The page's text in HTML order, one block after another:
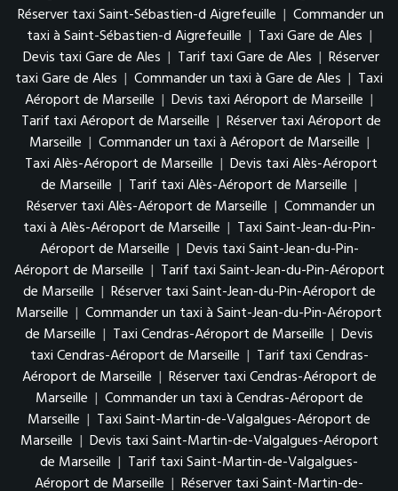
Réserver taxi Saint-Sébastien-d Aigrefeuille | Commander un
taxi à Saint-Sébastien-d Aigrefeuille | Taxi Gare de Ales |
Devis taxi Gare de Ales | Tarif taxi Gare de Ales | Réserver
taxi Gare de Ales | Commander un taxi à Gare de Ales | Taxi
Aéroport de Marseille | Devis taxi Aéroport de Marseille |
Tarif taxi Aéroport de Marseille | Réserver taxi Aéroport de
Marseille | Commander un taxi à Aéroport de Marseille |
Taxi Alès-Aéroport de Marseille | Devis taxi Alès-Aéroport
de Marseille | Tarif taxi Alès-Aéroport de Marseille |
Réserver taxi Alès-Aéroport de Marseille | Commander un
taxi à Alès-Aéroport de Marseille | Taxi Saint-Jean-du-Pin-
Aéroport de Marseille | Devis taxi Saint-Jean-du-Pin-
Aéroport de Marseille | Tarif taxi Saint-Jean-du-Pin-Aéroport
de Marseille | Réserver taxi Saint-Jean-du-Pin-Aéroport de
Marseille | Commander un taxi à Saint-Jean-du-Pin-Aéroport
de Marseille | Taxi Cendras-Aéroport de Marseille | Devis
taxi Cendras-Aéroport de Marseille | Tarif taxi Cendras-
Aéroport de Marseille | Réserver taxi Cendras-Aéroport de
Marseille | Commander un taxi à Cendras-Aéroport de
Marseille | Taxi Saint-Martin-de-Valgalgues-Aéroport de
Marseille | Devis taxi Saint-Martin-de-Valgalgues-Aéroport
de Marseille | Tarif taxi Saint-Martin-de-Valgalgues-
Aéroport de Marseille | Réserver taxi Saint-Martin-de-